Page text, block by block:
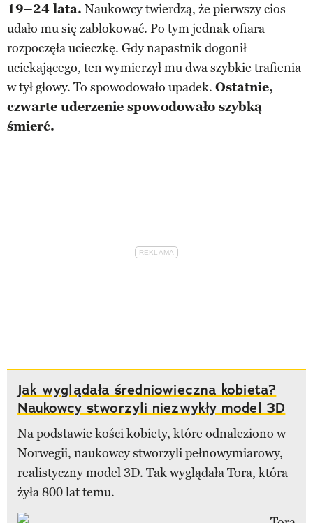
19–24 lata. Naukowcy twierdzą, że pierwszy cios
udało mu się zablokować. Po tym jednak ofiara
rozpoczęła ucieczkę. Gdy napastnik dogonił
uciekającego, ten wymierzył mu dwa szybkie trafienia
w tył głowy. To spowodowało upadek. Ostatnie,
czwarte uderzenie spowodowało szybką
śmierć.
Jak wyglądała średniowieczna kobieta?
Naukowcy stworzyli niezwykły model 3D
Na podstawie kości kobiety, które odnaleziono w
Norwegii, naukowcy stworzyli pełnowymiarowy,
realistyczny model 3D. Tak wyglądała Tora, która
żyła 800 lat temu.